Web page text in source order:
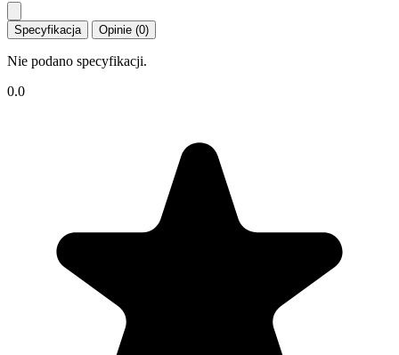
Specyfikacja Opinie (0)
Nie podano specyfikacji.
0.0